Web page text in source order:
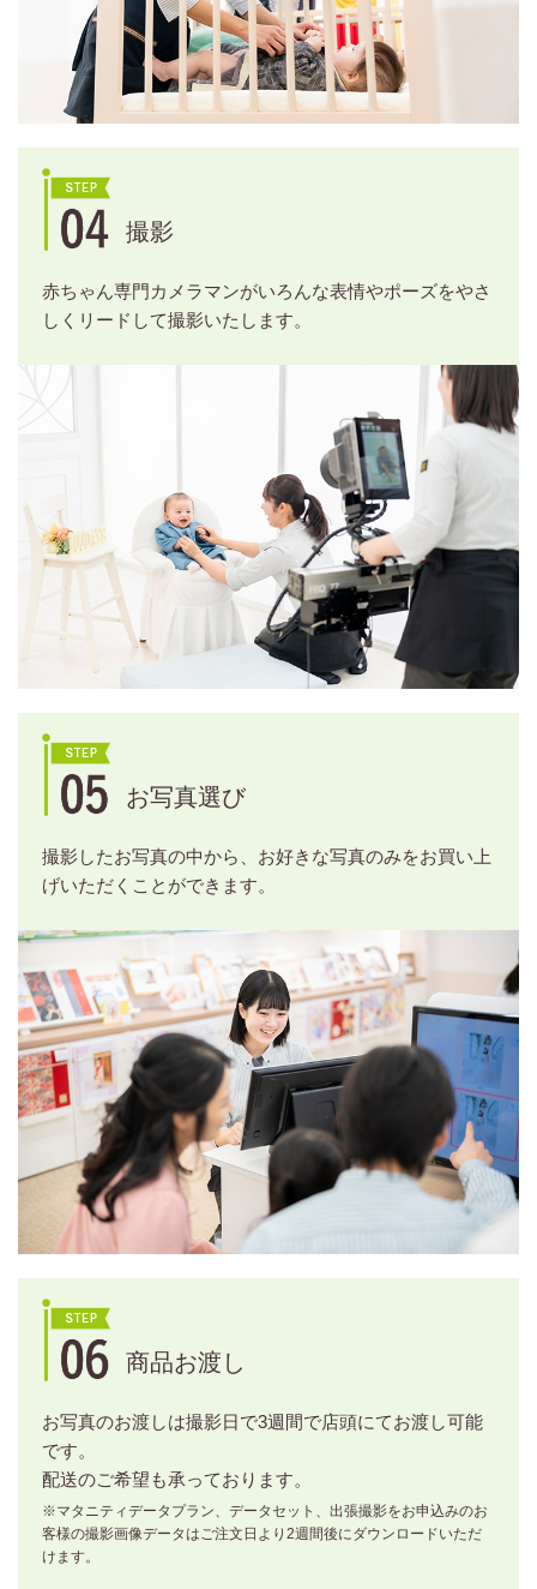
撮影
赤ちゃん専門カメラマンがいろんな表情やポーズをやさ
しくリードして撮影いたします。
お写真選び
撮影したお写真の中から、お好きな写真のみをお買い上
げいただくことができます。
商品お渡し
お写真のお渡しは撮影日で3週間で店頭にてお渡し可能
です。
配送のご希望も承っております。
※マタニティデータプラン、データセット、出張撮影をお申込みのお
客様の撮影画像データはご注文日より2週間後にダウンロードいただ
けます。